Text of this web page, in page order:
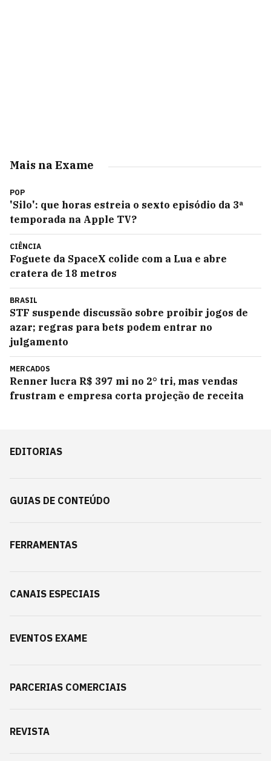
Mais na Exame
POP
'Silo': que horas estreia o sexto episódio da 3ª
temporada na Apple TV?
CIÊNCIA
Foguete da SpaceX colide com a Lua e abre
cratera de 18 metros
BRASIL
STF suspende discussão sobre proibir jogos de
azar; regras para bets podem entrar no
julgamento
MERCADOS
Renner lucra R$ 397 mi no 2° tri, mas vendas
frustram e empresa corta projeção de receita
EDITORIAS
GUIAS DE CONTEÚDO
FERRAMENTAS
CANAIS ESPECIAIS
EVENTOS EXAME
PARCERIAS COMERCIAIS
REVISTA